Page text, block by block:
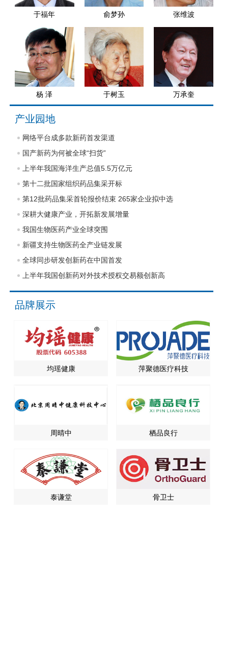
于福年 俞梦孙 张维波
杨 泽 于树玉 万承奎
产业园地
网络平台成多款新药首发渠道
国产新药为何被全球“扫货”
上半年我国海洋生产总值5.5万亿元
第十二批国家组织药品集采开标
第12批药品集采首轮报价结束 265家企业拟中选
深耕大健康产业，开拓新发展增量
我国生物医药产业全球突围
新疆支持生物医药全产业链发展
全球同步研发创新药在中国首发
上半年我国创新药对外技术授权交易额创新高
品牌展示
均瑶健康 萍聚德医疗科技
周晴中 栖品良行
泰谦堂 骨卫士